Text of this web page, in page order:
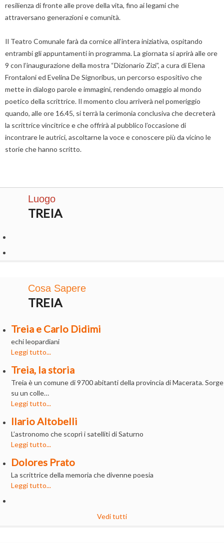
resilienza di fronte alle prove della vita, fino ai legami che
attraversano generazioni e comunità.
Il Teatro Comunale farà da cornice all’intera iniziativa, ospitando
entrambi gli appuntamenti in programma. La giornata si aprirà alle ore
9 con l’inaugurazione della mostra “Dizionario Zizi”, a cura di Elena
Frontaloni ed Evelina De Signoribus, un percorso espositivo che
mette in dialogo parole e immagini, rendendo omaggio al mondo
poetico della scrittrice. Il momento clou arriverà nel pomeriggio
quando, alle ore 16.45, si terrà la cerimonia conclusiva che decreterà
la scrittrice vincitrice e che offrirà al pubblico l’occasione di
incontrare le autrici, ascoltarne la voce e conoscere più da vicino le
storie che hanno scritto.
Luogo
TREIA
Cosa Sapere
TREIA
Treia e Carlo Didimi
echi leopardiani
Leggi tutto...
Treia, la storia
Treia è un comune di 9700 abitanti della provincia di Macerata. Sorge
su un colle…
Leggi tutto...
Ilario Altobelli
L’astronomo che scoprì i satelliti di Saturno
Leggi tutto...
Dolores Prato
La scrittrice della memoria che divenne poesia
Leggi tutto...
Vedi tutti